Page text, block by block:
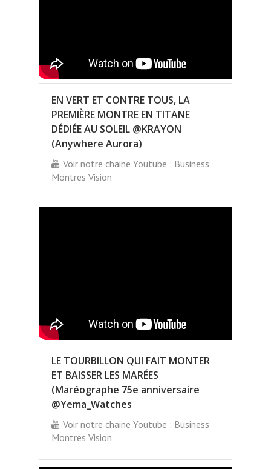
EN VERT ET CONTRE TOUS, LA
PREMIÈRE MONTRE EN TITANE
DÉDIÉE AU SOLEIL @KRAYON
(Anywhere Aurora)
Voir notre chaine Youtube : Business
Montres Vision
LE TOURBILLON QUI FAIT MONTER
ET BAISSER LES MARÉES
(Maréographe 75e anniversaire
@Yema_Watches
Voir notre chaine Youtube : Business
Montres Vision